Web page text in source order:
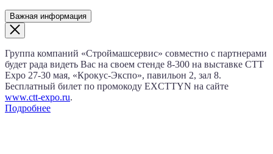
Важная информация
Группа компаний «Строймашсервис» совместно с партнерами
будет рада видеть Вас на своем стенде 8‑300 на выставке CTT
Expo 27‑30 мая, «Крокус‑Экспо», павильон 2, зал 8.
Бесплатный билет по промокоду EXCTTYN на сайте
www.сtt-expo.ru.
Подробнее